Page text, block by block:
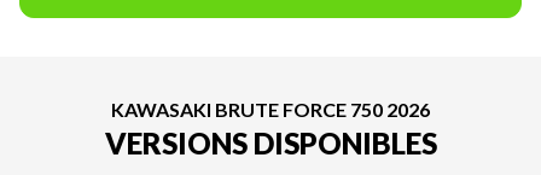
KAWASAKI BRUTE FORCE 750 2026
VERSIONS DISPONIBLES